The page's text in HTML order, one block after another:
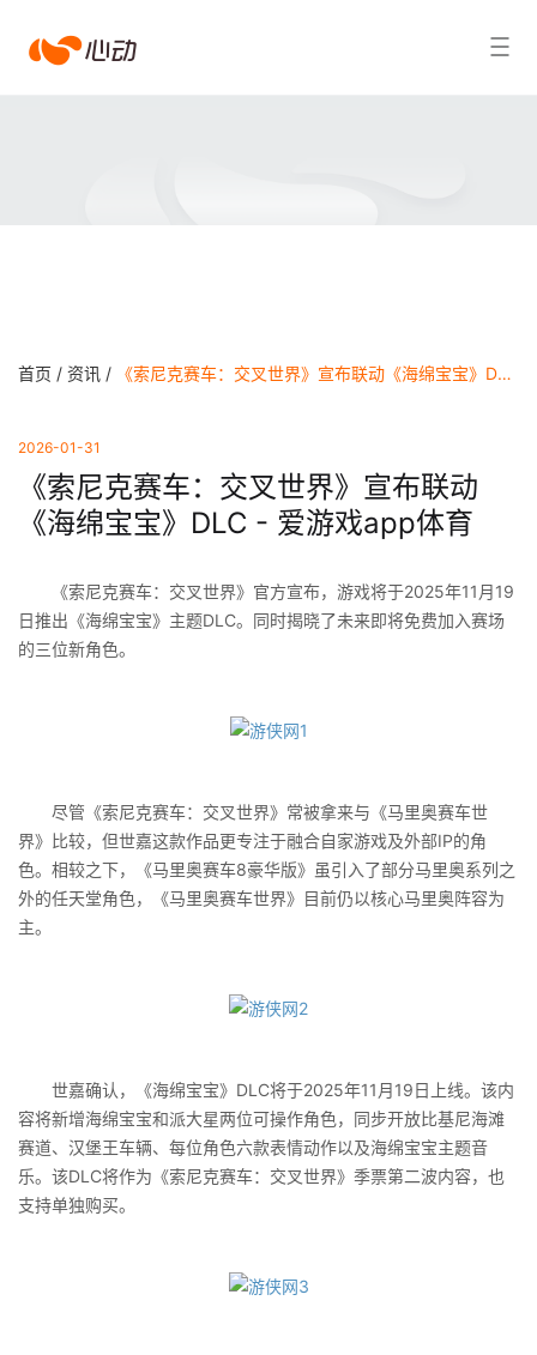
爱搜索结果
首页 / 资讯 / 《索尼克赛车：交叉世界》宣布联动《海绵宝宝》DLC - 爱游戏app体育
2026-01-31
《索尼克赛车：交叉世界》宣布联动
《海绵宝宝》DLC - 爱游戏app体育
《索尼克赛车：交叉世界》官方宣布，游戏将于2025年11月19
日推出《海绵宝宝》主题DLC。同时揭晓了未来即将免费加入赛场
的三位新角色。
尽管《索尼克赛车：交叉世界》常被拿来与《马里奥赛车世
界》比较，但世嘉这款作品更专注于融合自家游戏及外部IP的角
色。相较之下，《马里奥赛车8豪华版》虽引入了部分马里奥系列之
外的任天堂角色，《马里奥赛车世界》目前仍以核心马里奥阵容为
主。
世嘉确认，《海绵宝宝》DLC将于2025年11月19日上线。该内
容将新增海绵宝宝和派大星两位可操作角色，同步开放比基尼海滩
赛道、汉堡王车辆、每位角色六款表情动作以及海绵宝宝主题音
乐。该DLC将作为《索尼克赛车：交叉世界》季票第二波内容，也
支持单独购买。